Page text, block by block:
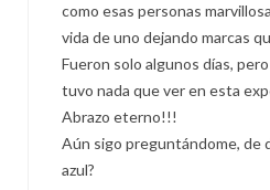
como esas personas
vida de uno dejando marcas
Fueron solo algunos días,
tuvo nada que ver en esta
Abrazo eterno!!!
Aún sigo preguntándome, de
azul?